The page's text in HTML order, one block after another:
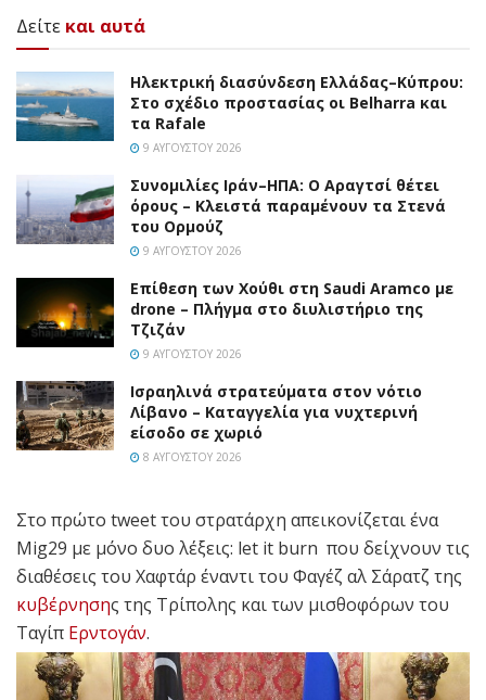
Δείτε και αυτά
Ηλεκτρική διασύνδεση Ελλάδας–Κύπρου:
Στο σχέδιο προστασίας οι Belharra και
τα Rafale
9 ΑΥΓΟΎΣΤΟΥ 2026
Συνομιλίες Ιράν–ΗΠΑ: Ο Αραγτσί θέτει
όρους – Κλειστά παραμένουν τα Στενά
του Ορμούζ
9 ΑΥΓΟΎΣΤΟΥ 2026
Επίθεση των Χούθι στη Saudi Aramco με
drone – Πλήγμα στο διυλιστήριο της
Τζιζάν
9 ΑΥΓΟΎΣΤΟΥ 2026
Ισραηλινά στρατεύματα στον νότιο
Λίβανο – Καταγγελία για νυχτερινή
είσοδο σε χωριό
8 ΑΥΓΟΎΣΤΟΥ 2026
Στο πρώτο tweet του στρατάρχη απεικονίζεται ένα
Mig29 με μόνο δυο λέξεις: let it burn που δείχνουν τις
διαθέσεις του Χαφτάρ έναντι του Φαγέζ αλ Σάρατζ της
κυβέρνησης της Τρίπολης και των μισθοφόρων του
Ταγίπ Ερντογάν.